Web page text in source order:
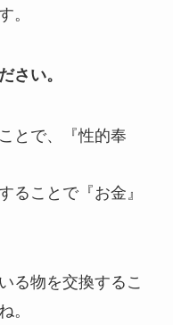
。
さい。
とで、『性的奉
ることで『お金』
る物を交換するこ
。